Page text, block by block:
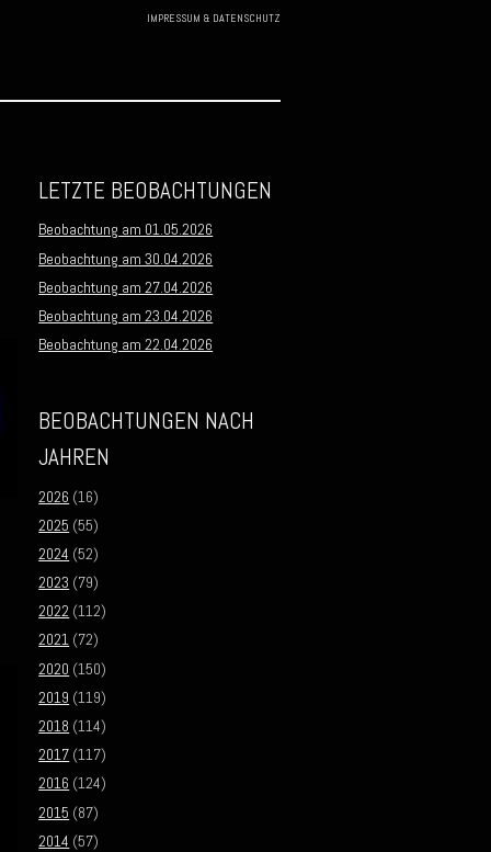
IMPRESSUM & DATENSCHUTZ
LETZTE BEOBACHTUNGEN
Beobachtung am 01.05.2026
Beobachtung am 30.04.2026
Beobachtung am 27.04.2026
Beobachtung am 23.04.2026
Beobachtung am 22.04.2026
BEOBACHTUNGEN NACH
JAHREN
2026 (16)
2025 (55)
2024 (52)
2023 (79)
2022 (112)
2021 (72)
2020 (150)
2019 (119)
2018 (114)
2017 (117)
2016 (124)
2015 (87)
2014 (57)